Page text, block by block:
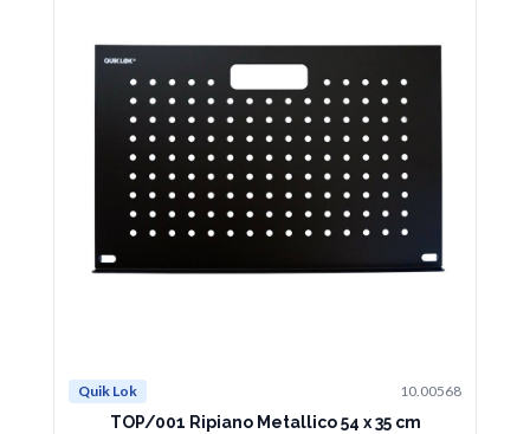
Quik Lok 10.00568
TOP/001 Ripiano Metallico 54 x 35 cm